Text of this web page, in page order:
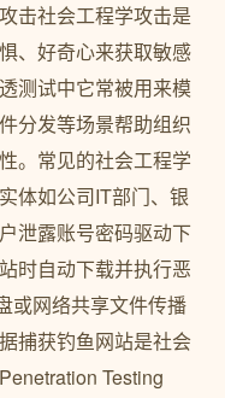
击社会工程学攻击是
、好奇心来获取敏感
测试中它常被用来模
分发等场景帮助组织
。常见的社会工程学
体如公司IT部门、银
泄露账号密码驱动下
时自动下载并执行恶
或网络共享文件传播
捕获钓鱼网站是社会
Testing